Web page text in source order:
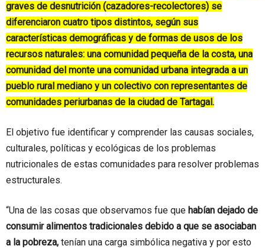
graves de desnutrición (cazadores-recolectores) se
diferenciaron cuatro tipos distintos, según sus
características demográficas y de formas de usos de los
recursos naturales: una comunidad pequeña de la costa, una
comunidad del monte una comunidad urbana integrada a un
pueblo rural mediano y un colectivo con representantes de
comunidades periurbanas de la ciudad de Tartagal.
El objetivo fue identificar y comprender las causas sociales,
culturales, políticas y ecológicas de los problemas
nutricionales de estas comunidades para resolver problemas
estructurales.
“Una de las cosas que observamos fue que habían dejado de
consumir alimentos tradicionales debido a que se asociaban
a la pobreza, tenían una carga simbólica negativa y por esto